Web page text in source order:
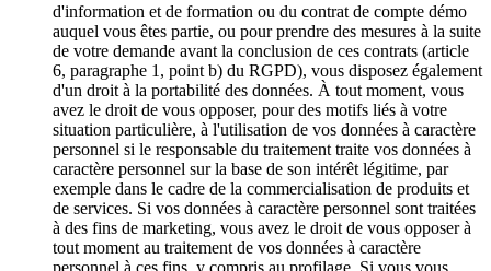
d'information et de formation ou du contrat de compte démo
auquel vous êtes partie, ou pour prendre des mesures à la suite
de votre demande avant la conclusion de ces contrats (article
6, paragraphe 1, point b) du RGPD), vous disposez également
d'un droit à la portabilité des données. À tout moment, vous
avez le droit de vous opposer, pour des motifs liés à votre
situation particulière, à l'utilisation de vos données à caractère
personnel si le responsable du traitement traite vos données à
caractère personnel sur la base de son intérêt légitime, par
exemple dans le cadre de la commercialisation de produits et
de services. Si vos données à caractère personnel sont traitées
à des fins de marketing, vous avez le droit de vous opposer à
tout moment au traitement de vos données à caractère
personnel à ces fins, y compris au profilage. Si vous vous